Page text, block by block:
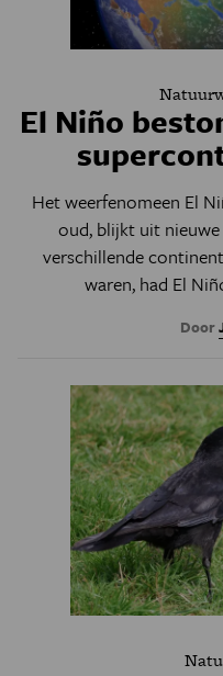
El Niño
Het weerfenomeen El
oud, blijkt uit nieuwe
verschillende
waren, had El
Door